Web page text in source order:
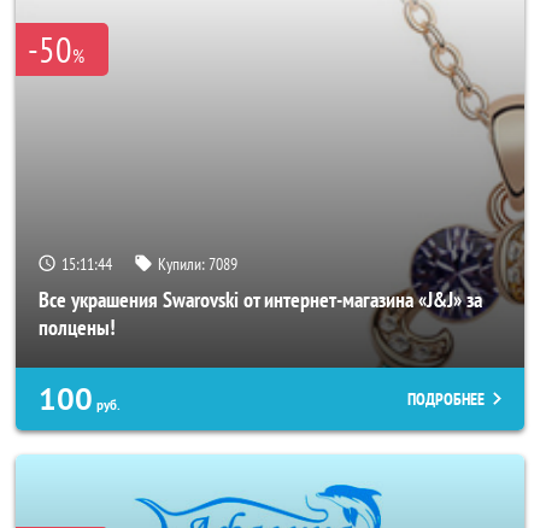
-50%
15:11:40 Купили:7089
Все украшения Swarovski от интернет-магазина «J&J» за
полцены!
100 руб. ПОДРОБНЕЕ